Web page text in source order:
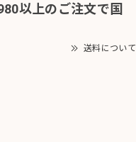
以上のご注文で国
送料について